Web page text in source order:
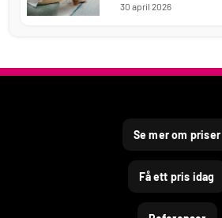
30 april 2026
Se mer om priser
Få ett pris idag